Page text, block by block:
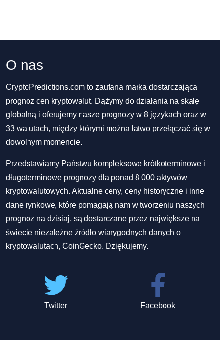
O nas
CryptoPredictions.com to zaufana marka dostarczająca
prognoz cen kryptowalut. Dążymy do działania na skalę
globalną i oferujemy nasze prognozy w 8 językach oraz w
33 walutach, między którymi można łatwo przełączać się w
dowolnym momencie.
Przedstawiamy Państwu kompleksowe krótkoterminowe i
długoterminowe prognozy dla ponad 8 000 aktywów
kryptowalutowych. Aktualne ceny, ceny historyczne i inne
dane rynkowe, które pomagają nam w tworzeniu naszych
prognoz na dzisiaj, są dostarczane przez największe na
świecie niezależne źródło wiarygodnych danych o
kryptowalutach, CoinGecko. Dziękujemy.
Twitter Facebook